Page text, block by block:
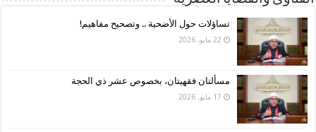
تساؤلات حول الأضحية .. وتصحيح مفاهيم!
22 مايو، 2026
مسألتان فقهيتان، بخصوص عشر ذي الحجة
17 مايو، 2026